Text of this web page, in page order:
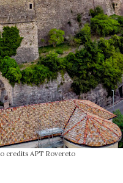
credits APT Rovereto